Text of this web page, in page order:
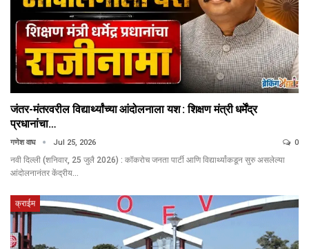
जंतर-मंतरवरील विद्यार्थ्यांच्या आंदोलनाला यश : शिक्षण मंत्री धर्मेंद्र
प्रधानांचा…
गणेश वाघ Jul 25, 2026 0
नवी दिल्ली (शनिवार, 25 जुलै 2026) : कॉकरोच जनता पार्टी आणि विद्यार्थ्यांकडून सुरु असलेल्या
आंदोलनानंतर केंद्रीय…
क्राईम